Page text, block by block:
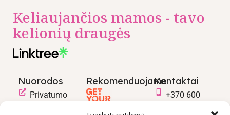
Keliaujančios mamos - tavo
kelionių draugės
Nuorodos
Privatumo
RekomenduojameKontaktai
+370 600